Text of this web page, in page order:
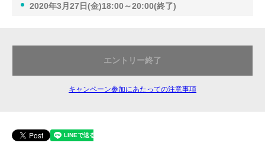
2020年3月27日(金)18:00～20:00(終了)
エントリー終了
キャンペーン参加にあたっての注意事項